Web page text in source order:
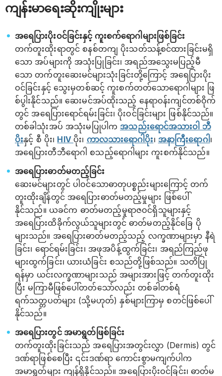
ကျန်းမာရေးဆိုးကျိုးများ
အရေပြားပိုးဝင်ခြင်းနှင့် ကူးစက်ရောဂါများဖြစ်ခြင်း
တက်တူးထိုးရာတွင် စနစ်တကျ ပိုးသတ်သန့်စင်ထားခြင်းမရှိ
သော အပ်များကို အသုံးပြုခြင်း၊ အရည်အသွေးမပြည့်မီ
သော တက်တူးဆေးမင်များသုံးခြင်းတို့ကြောင့် အရေပြားပိုး
ဝင်ခြင်းနှင့် သွေးမှတစ်ဆင့် ကူးစက်တတ်သောရောဂါများ ဖြ
စ်ပွါးနိုင်သည်။ ဆေးမင်အပ်ထိုးသည့် နေရာဝန်းကျင်တစ်ဝိုက်
တွင် အရေပြားရောင်ရမ်းခြင်း၊ ပိုးဝင်ခြင်းများ ဖြစ်နိုင်သည်။
တစ်ခါသုံးအပ် အသုံးမပြုပါက အသည်းရောင်အသားဝါ ဘီ
ပိုးနှင့် စီ ပိုး၊ HIV ပိုး၊ ကာလသားရောဂါပိုး၊ အနာကြီးရောဂါ ၊
အရေပြားတီဘီရောဂါ စသည့်ရောဂါများ ကူးစက်နိုင်သည်။
အရေပြားဓာတ်မတည့်ခြင်း
ဆေးမင်များတွင် ပါဝင်သောဓာတုပစ္စည်းများကြောင့် တက်
တူးထိုးချိန်တွင် အရေပြားဓာတ်မတည့်မှုများ ဖြစ်ပေါ်
နိုင်သည်။ ယခင်က ဓာတ်မတည့်မှုရာဇဝင်ရှိသူများနှင့်
အရေပြားထိခိုက်လွယ်သူများတွင် ဓာတ်မတည့်နိုင်ခြေ ပို
များသည်။ အရေပြားဓာတ်မတည့်သည့် လက္ခဏာများမှာ နီရဲ
ခြင်း၊ ရောင်ရမ်းခြင်း၊ အဖုအပိန့်ထွက်ခြင်း၊ အရည်ကြည်ဖု
များထွက်ခြင်း၊ ယားယံခြင်း စသည်တို့ဖြစ်သည်။ သတိပြု
ရန်မှာ ယင်းလက္ခဏာများသည် အများအားဖြင့် တက်တူးထိုး
ပြီး မကြာမီဖြစ်ပေါ်တတ်သော်လည်း တစ်ခါတစ်ရံ
ရက်သတ္တပတ်များ (သို့မဟုတ်) နှစ်များကြာမှ စတင်ဖြစ်ပေါ်
နိုင်သည်။
အရေပြားတွင် အမာရွတ်ဖြစ်ခြင်း
တက်တူးထိုးခြင်းသည် အရေပြားအတွင်းလွှာ (Dermis) တွင်
ဒဏ်ရာဖြစ်စေပြီး ၎င်းဒဏ်ရာ ကောင်းစွာမကျက်ပါက
အမာရွတ်များ ကျန်ရှိနိုင်သည်။ အရေပြားပိုးဝင်ခြင်း၊ ဓာတ်မ